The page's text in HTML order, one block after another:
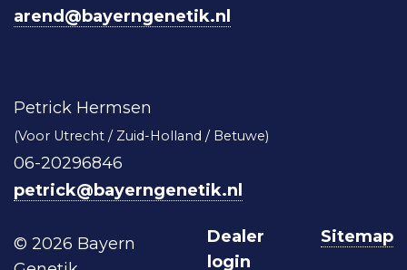
arend@bayerngenetik.nl
Petrick Hermsen
(Voor Utrecht / Zuid-Holland / Betuwe)
06-20296846
petrick@bayerngenetik.nl
© 2026 Bayern
Dealer
login
Sitemap